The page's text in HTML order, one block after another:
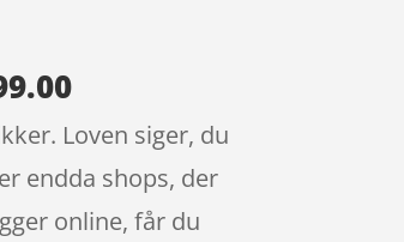
Loven siger, du
endda shops, der
online, får du